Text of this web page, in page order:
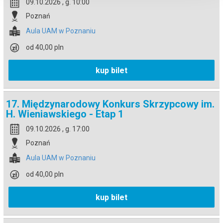
09.10.2026 , g. 10:00
Poznań
Aula UAM w Poznaniu
od 40,00 pln
kup bilet
17. Międzynarodowy Konkurs Skrzypcowy im.
H. Wieniawskiego - Etap 1
09.10.2026 , g. 17:00
Poznań
Aula UAM w Poznaniu
od 40,00 pln
kup bilet